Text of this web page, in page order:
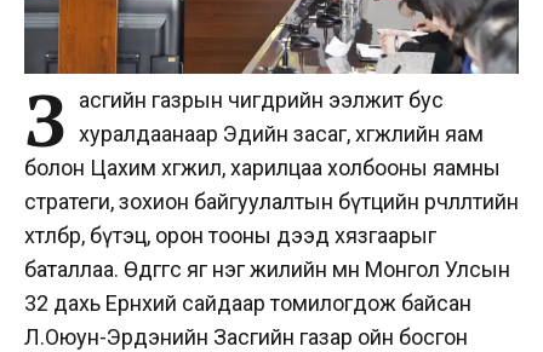
З
асгийн газрын өчигдрийн ээлжит бус
хуралдаанаар Эдийн засаг, хөгжлийн яам
болон Цахим хөгжил, харилцаа холбооны яамны
стратеги, зохион байгуулалтын бүтцийн өөрчлөлтийн
хөтөлбөр, бүтэц, орон тооны дээд хязгаарыг
баталлаа. Өдгөөгөөс яг нэг жилийн өмнө Монгол Улсын
32 дахь Ерөнхий сайдаар томилогдож байсан
Л.Оюун-Эрдэнийн Засгийн газар ойн босгон